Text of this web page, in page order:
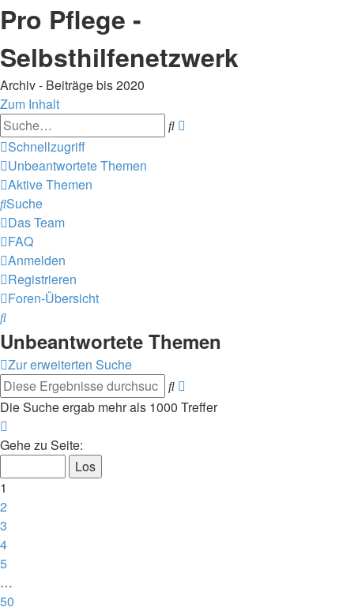
Pro Pflege -
Selbsthilfenetzwerk
Archiv - Beiträge bis 2020
Zum Inhalt
Suche
Schnellzugriff
Unbeantwortete Themen
Aktive Themen
Suche
Das Team
FAQ
Anmelden
Registrieren
Foren-Übersicht
Suche
Unbeantwortete Themen
Zur erweiterten Suche
Suche
Suche
Die Suche ergab mehr als 1000 Treffer
1
50
Gehe zu Seite:
1
2
3
4
5
…
50